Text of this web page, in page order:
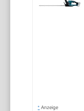
* Anzeige